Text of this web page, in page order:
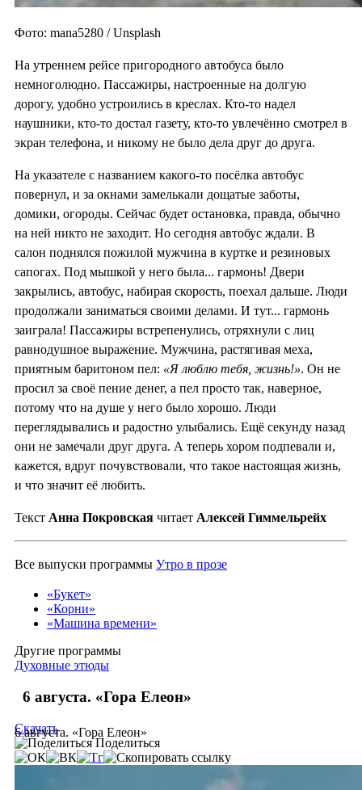
Фото: mana5280 / Unsplash
На утреннем рейсе пригородного автобуса было
немноголюдно. Пассажиры, настроенные на долгую
дорогу, удобно устроились в креслах. Кто-то надел
наушники, кто-то достал газету, кто-то увлечённо смотрел в
экран телефона, и никому не было дела друг до друга.
На указателе с названием какого-то посёлка автобус
повернул, и за окнами замелькали дощатые заботы,
домики, огороды. Сейчас будет остановка, правда, обычно
на ней никто не заходит. Но сегодня автобус ждали. В
салон поднялся пожилой мужчина в куртке и резиновых
сапогах. Под мышкой у него была... гармонь! Двери
закрылись, автобус, набирая скорость, поехал дальше. Люди
продолжали заниматься своими делами. И тут... гармонь
заиграла! Пассажиры встрепенулись, отряхнули с лиц
равнодушное выражение. Мужчина, растягивая меха,
приятным баритоном пел: «Я люблю тебя, жизнь!». Он не
просил за своё пение денег, а пел просто так, наверное,
потому что на душе у него было хорошо. Люди
переглядывались и радостно улыбались. Ещё секунду назад
они не замечали друг друга. А теперь хором подпевали и,
кажется, вдруг почувствовали, что такое настоящая жизнь,
и что значит её любить.
Текст Анна Покровская читает Алексей Гиммельрейх
Все выпуски программы Утро в прозе
«Букет»
«Корни»
«Машина времени»
Другие программы
Духовные этюды
6 августа. «Гора Елеон»
6 августа. «Гора Елеон»
Скачать
Поделиться